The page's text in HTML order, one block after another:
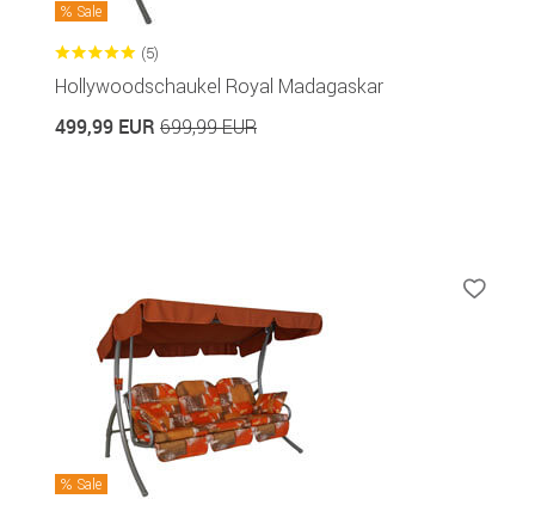
Sale
(5)
Hollywoodschaukel Royal Madagaskar
499,99 EUR 699,99 EUR
Sale